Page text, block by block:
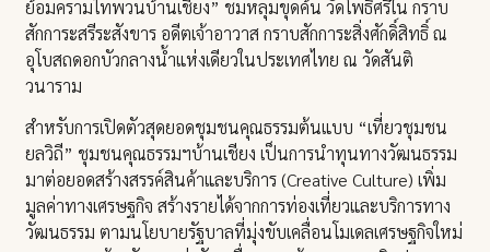
ย้อมครามไทพวนบ้านเชียง” ชมหลุมขุดค้น วัดโพธิ์ศรีใน กราบ
สักการะสรีระสังขาร อดีตเจ้าอาวาส กราบสักการะสิ่งศักดิ์สิทธิ์ ณ
อุโบสถดอกบัวกลางน้ำแห่งเดียวในประเทศไทย ณ วัดสันติ
วนาราม
สำหรับการเปิดตัวสุดยอดชุมชนคุณธรรมต้นแบบ “เที่ยวชุมชน
ยลวิถี” ชุมชนคุณธรรมฯบ้านเชียง เป็นการนำทุนทางวัฒนธรรม
มาต่อยอดสร้างสรรค์สินค้าและบริการ (Creative Culture) เพิ่ม
มูลค่าทางเศรษฐกิจ สร้างรายได้จากการท่องเที่ยวและบริการทาง
วัฒนธรรม ตามนโยบายรัฐบาลที่มุ่งขับเคลื่อนโมเดลเศรษฐกิจใหม่